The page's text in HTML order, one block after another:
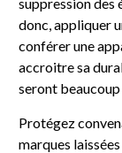
donc, appliquer
conférer une
accroitre sa
seront
Protégez
marques